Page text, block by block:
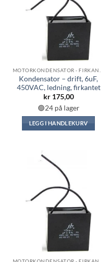
Kondensator – drift, 6uF,
450VAC, ledning, firkantet
kr175,00
🟢24 på lager
LEGG I HANDLEKURV